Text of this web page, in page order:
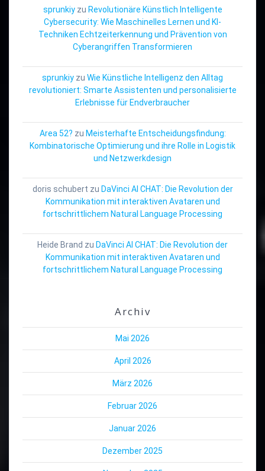
sprunkiyzu Revolutionäre Künstlich Intelligente
Cybersecurity: Wie Maschinelles Lernen und KI-
Techniken Echtzeiterkennung und Prävention von
Cyberangriffen Transformieren
sprunkiy zu Wie Künstliche Intelligenz den Alltag
revolutioniert: Smarte Assistenten und personalisierte
Erlebnisse für Endverbraucher
Area 52? zu Meisterhafte Entscheidungsfindung:
Kombinatorische Optimierung und ihre Rolle in Logistik
und Netzwerkdesign
doris schubert zu DaVinci AI CHAT: Die Revolution der
Kommunikation mit interaktiven Avataren und
fortschrittlichem Natural Language Processing
Heide Brand zu DaVinci AI CHAT: Die Revolution der
Kommunikation mit interaktiven Avataren und
fortschrittlichem Natural Language Processing
Archiv
Mai 2026
April 2026
März 2026
Februar 2026
Januar 2026
Dezember 2025